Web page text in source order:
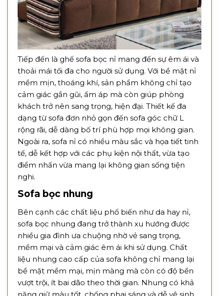
Tiếp đến là ghế sofa bọc nỉ mang đến sự êm ái và
thoải mái tối đa cho người sử dụng. Với bề mặt nỉ
mềm mịn, thoáng khí, sản phẩm không chỉ tạo
cảm giác gần gũi, ấm áp mà còn giúp phòng
khách trở nên sang trọng, hiện đại. Thiết kế đa
dạng từ sofa đơn nhỏ gọn đến sofa góc chữ L
rộng rãi, dễ dàng bố trí phù hợp mọi không gian.
Ngoài ra, sofa nỉ có nhiều màu sắc và họa tiết tinh
tế, dễ kết hợp với các phụ kiện nội thất, vừa tạo
điểm nhấn vừa mang lại không gian sống tiện
nghi.
Sofa bọc nhung
Bên cạnh các chất liệu phổ biến như da hay nỉ,
sofa bọc nhung đang trở thành xu hướng được
nhiều gia đình ưa chuộng nhờ vẻ sang trọng,
mềm mại và cảm giác êm ái khi sử dụng. Chất
liệu nhung cao cấp của sofa không chỉ mang lại
bề mặt mềm mại, mịn màng mà còn có độ bền
vượt trội, ít bai dão theo thời gian. Nhung có khả
năng giữ màu tốt, chống phai sáng và dễ vệ sinh,